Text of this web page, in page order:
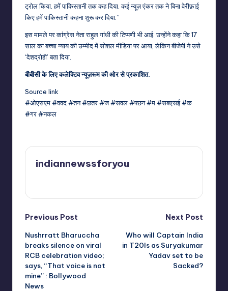
ट्रोल किया. हमें पाकिस्तानी तक कह दिया. कई न्यूज़ एंकर तक ने बिना वेरीफ़ाई
किए हमें पाकिस्तानी कहना शुरू कर दिया.”
इस मामले पर कांग्रेस नेता राहुल गांधी की टिप्पणी भी आई. उन्होंने कहा कि 17
साल का बच्चा न्याय की उम्मीद में सोशल मीडिया पर आया, लेकिन बीजेपी ने उसे
‘देशद्रोही’ बता दिया.
बीबीसी के लिए कलेक्टिव न्यूज़रूम की ओर से प्रकाशित.
Source link
#ओएसएम #ववद #तन #छतर #ज #सवल #पछन #म #सबएसई #क
#गर #नकल
indiannewssforyou
Post
navigation
Previous Post
Nushrratt Bharuccha
breaks silence on viral
RCB celebration video;
says, “That voice is not
mine” : Bollywood
News
Next Post
Who will Captain India
in T20Is as Suryakumar
Yadav set to be
Sacked?